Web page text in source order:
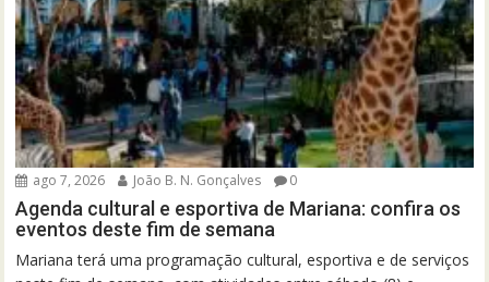
ago 7, 2026 João B. N. Gonçalves 0
Agenda cultural e esportiva de Mariana: confira os
eventos deste fim de semana
Mariana terá uma programação cultural, esportiva e de serviços